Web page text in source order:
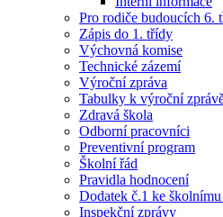
Pro rodiče budoucích 6.
Zápis do 1. třídy
Výchovná komise
Technické zázemí
Výroční zpráva
Tabulky k výroční
Zdravá škola
Odborní pracovníci
Preventivní program
Školní řád
Pravidla hodnocení
Dodatek č.1 ke
Inspekční zprávy